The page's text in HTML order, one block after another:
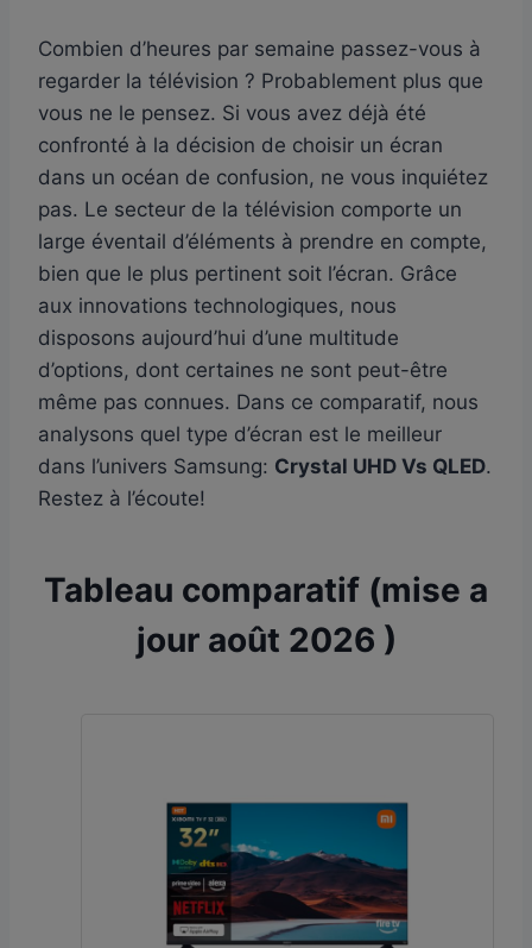
Combien d’heures par semaine passez-vous à
regarder la télévision ? Probablement plus que
vous ne le pensez. Si vous avez déjà été
confronté à la décision de choisir un écran
dans un océan de confusion, ne vous inquiétez
pas. Le secteur de la télévision comporte un
large éventail d’éléments à prendre en compte,
bien que le plus pertinent soit l’écran. Grâce
aux innovations technologiques, nous
disposons aujourd’hui d’une multitude
d’options, dont certaines ne sont peut-être
même pas connues. Dans ce comparatif, nous
analysons quel type d’écran est le meilleur
dans l’univers Samsung: Crystal UHD Vs QLED.
Restez à l’écoute!
Tableau comparatif (mise a
jour août 2026 )